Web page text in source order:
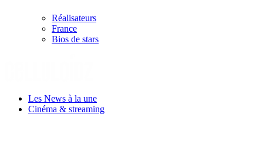
Réalisateurs
France
Bios de stars
Les News à la une
Cinéma & streaming